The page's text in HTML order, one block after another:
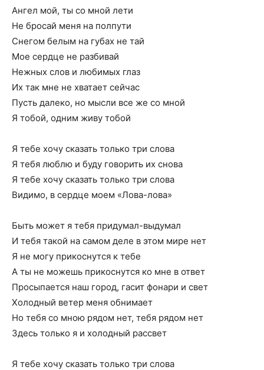
Ангел мой, ты со мной лети
Не бросай меня на полпути
Снегом белым на губах не тай
Мое сердце не разбивай
Нежных слов и любимых глаз
Их так мне не хватает сейчас
Пусть далеко, но мысли все же со мной
Я тобой, одним живу тобой
Я тебе хочу сказать только три слова
Я тебя люблю и буду говорить их снова
Я тебе хочу сказать только три слова
Видимо, в сердце моем «Лова-лова»
Быть может я тебя придумал-выдумал
И тебя такой на самом деле в этом мире нет
Я не могу прикоснутся к тебе
А ты не можешь прикоснутся ко мне в ответ
Просыпается наш город, гасит фонари и свет
Холодный ветер меня обнимает
Но тебя со мною рядом нет, тебя рядом нет
Здесь только я и холодный рассвет
Я тебе хочу сказать только три слова